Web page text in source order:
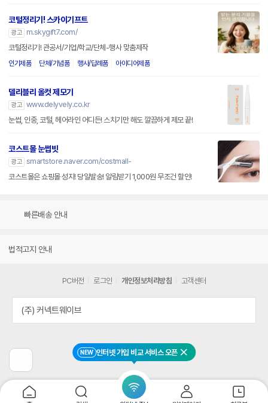
NEW 인터넷 가입 비교 서비스 오픈 닫기
코털정리기! 스카이기프트
광고
m.skygift7.com/
코털정리기! 관공서/기업/학교/단체-행사 맞춤제작
인기제품 단체/기념품 행사/답례품 아이디어제품
델리블리 올컷 제모기
광고 www.delyvely.co.kr
눈썹, 인중, 코털, 헤어라인 어디든! 스치기만 해도 깔끔하게 제모 끝!
코스트몰 눈썹빗
광고 smartstore.naver.com/costmall-
코스트몰은 쇼핑몰 성지! 당일발송! 알림받기 1,000원 무조건 할인!
빠른배송 안내
법적고지 안내
전
페
이
지
PC버전 로그인 개인정보처리방침 고객센터
(주) 커넥트웨이브